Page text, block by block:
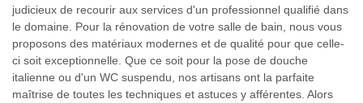
judicieux de recourir aux services d'un professionnel qualifié dans
le domaine. Pour la rénovation de votre salle de bain, nous vous
proposons des matériaux modernes et de qualité pour que celle-
ci soit exceptionnelle. Que ce soit pour la pose de douche
italienne ou d'un WC suspendu, nos artisans ont la parfaite
maîtrise de toutes les techniques et astuces y afférentes. Alors